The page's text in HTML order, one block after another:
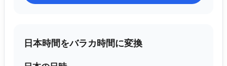
日本時間をバラカ時間に変換